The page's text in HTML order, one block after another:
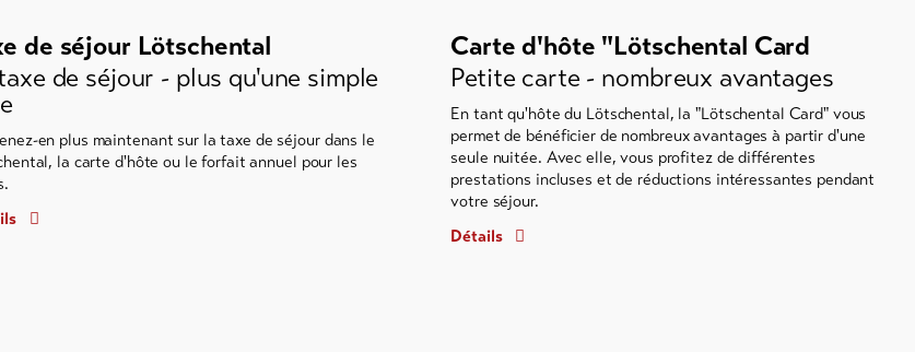
de séjour Lötschental
de séjour - plus qu'une simple
en plus maintenant sur la taxe de séjour dans le
la carte d'hôte ou le forfait annuel pour les
Carte d'hôte "Lötschental Card
Petite carte - nombreux avantages
En tant qu'hôte du Lötschental, la "Lötschental Card" vous
permet de bénéficier de nombreux avantages à partir d'une
seule nuitée. Avec elle, vous profitez de différentes
prestations incluses et de réductions intéressantes pendant
votre séjour.
Détails